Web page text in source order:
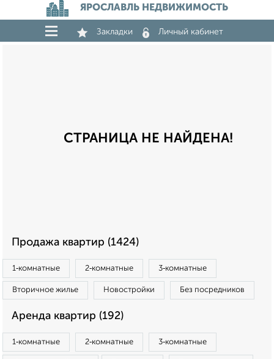
ЯРОСЛАВЛЬ НЕДВИЖИМОСТЬ
Закладки Личный кабинет
СТРАНИЦА НЕ НАЙДЕНА!
Продажа квартир (1424)
1‑комнатные 2‑комнатные 3‑комнатные
Вторичное жилье Новостройки Без посредников
Аренда квартир (192)
1‑комнатные 2‑комнатные 3‑комнатные